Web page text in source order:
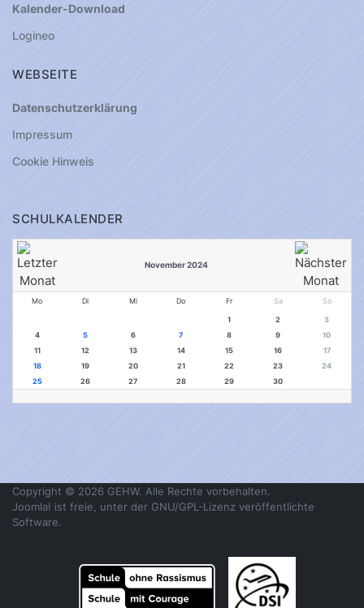
Kalender-Download
Logineo
WEBSEITE
Datenschutzerklärung
Impressum
Cookie Hinweis
SCHULKALENDER
November 2024
Mo Di Mi Do Fr Sa So
1 2
3
4
5 6 7 8 9
10
11
12 13 14 15 16
17
18
19 20 21 22 23
24
25
26 27 28 29 30
Copyright © 2026 GEHW. Alle Rechte vorbehalten.
Joomla! ist freie, unter der GNU/GPL-Lizenz veröffentlichte
Software.